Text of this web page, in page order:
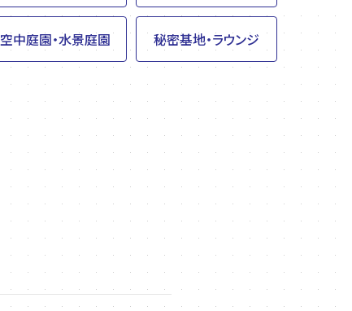
空中庭園・水景庭園 秘密基地・ラウンジ